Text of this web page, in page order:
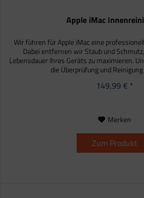
Apple iMac
Wir führen für Apple iMac eine
Dabei entfernen wir Staub und
Lebensdauer Ihres Geräts zu maximieren.
die Überprüfung und
149,99 € *
Merken
Zum Produkt